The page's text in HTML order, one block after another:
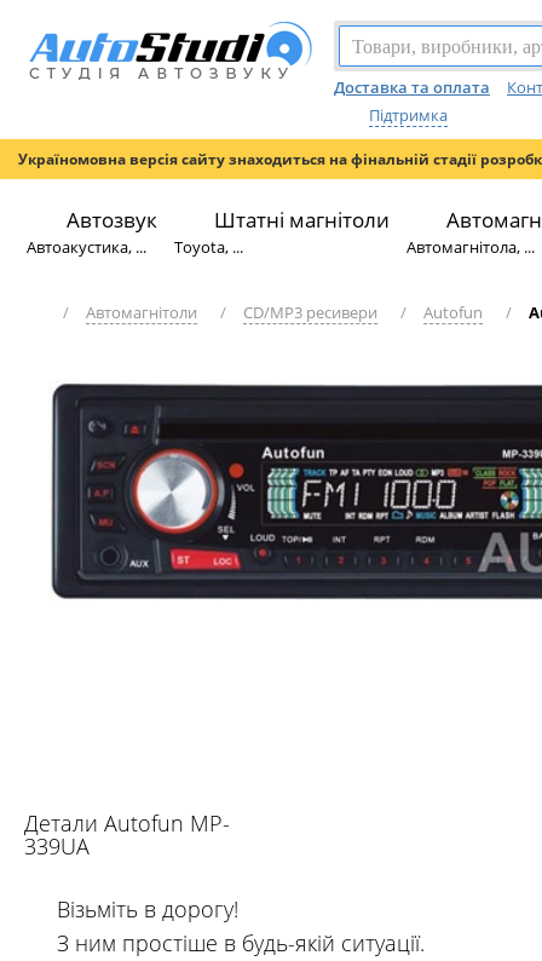
Доставка та оплата
Підтримка
Україномовна версія сайту знаходиться на фінальній стадії
Автозвук
Автоакустика, ...
Штатні магнітоли
Toyota, ... Автомагнітола, ...
/ Автомагнітоли / CD/MP3 ресивери / Autofun /
Детали Autofun MP-
339UA
Візьміть в дорогу!
З ним простіше в будь-якій ситуації.